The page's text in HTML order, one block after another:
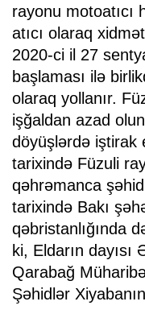
rayonu motoatıcı
atıcı olaraq
2020-ci il 27
başlaması ilə
olaraq yollanır.
işğaldan azad
döyüşlərdə iştirak
tarixində Füzuli
qəhrəmanca
tarixində Bakı
qəbristanlığında
ki, Eldarın
Qarabağ
Şəhidlər